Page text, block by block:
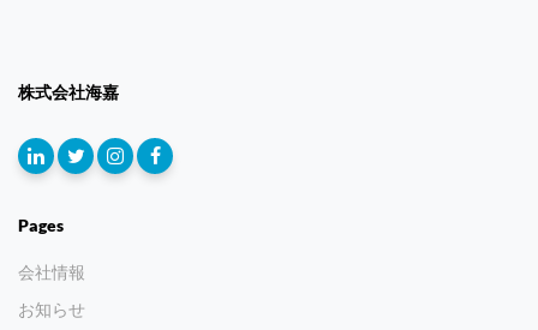
株式会社海嘉
Pages
会社情報
お知らせ